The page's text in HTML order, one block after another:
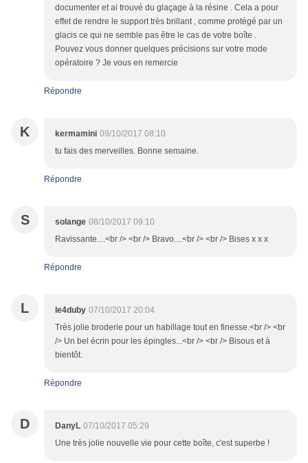
documenter et ai trouvé du glaçage à la résine . Cela a pour
effet de rendre le support très brillant , comme protégé par un
glacis ce qui ne semble pas être le cas de votre boîte .
Pouvez vous donner quelques précisions sur votre mode
opératoire ? Je vous en remercie
Répondre
K kermamini 09/10/2017 08:10
tu fais des merveilles. Bonne semaine.
Répondre
S solange 08/10/2017 09:10
Ravissante....<br /> <br /> Bravo....<br /> <br /> Bises x x x
Répondre
L le4duby 07/10/2017 20:04
Très jolie broderie pour un habillage tout en finesse.<br /> <br
/> Un bel écrin pour les épingles...<br /> <br /> Bisous et à
bientôt.
Répondre
D DanyL 07/10/2017 05:29
Une très jolie nouvelle vie pour cette boîte, c'est superbe !